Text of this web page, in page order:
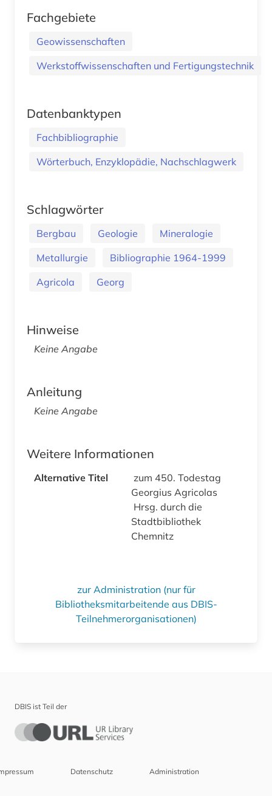
Fachgebiete
Geowissenschaften
Werkstoffwissenschaften und Fertigungstechnik
Datenbanktypen
Fachbibliographie
Wörterbuch, Enzyklopädie, Nachschlagwerk
Schlagwörter
Bergbau Geologie
Mineralogie
Metallurgie
Bibliographie 1964-1999
Agricola
Georg
Hinweise
Keine Angabe
Anleitung
Keine Angabe
Weitere Informationen
Alternative Titel
zum 450. Todestag
Georgius Agricolas
Hrsg. durch die
Stadtbibliothek
Chemnitz
zur Administration (nur für
Bibliotheksmitarbeitende aus DBIS-
Teilnehmerorganisationen)
DBIS ist Teil der
Datenschutz Administration